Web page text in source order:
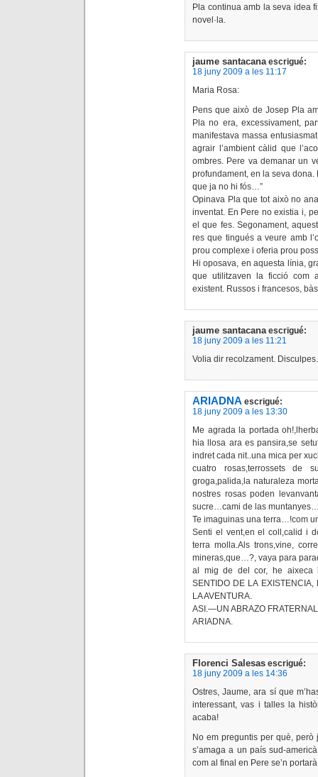
Pla continua amb la seva idea
novel·la.
jaume santacana escrigué:
18 juny 2009 a les 11:17
Maria Rosa:
Pens que això de Josep Pla
Pla no era, excessivament,
manifestava massa
agrair l’ambient càlid que
ombres. Pere va demanar un
profundament, en la seva dona.
que ja no hi fós…”
Opinava Pla que tot això no
inventat. En Pere no existia i,
el que fes. Segonament,
res que tingués a veure amb
prou complexe i oferia prou
Hi oposava, en aquesta línia,
que utilitzaven la ficció com
existent. Russos i francesos,
jaume santacana escrigué:
18 juny 2009 a les 11:21
Volia dir recolzament. Disculpes.
ARIADNA escrigué:
18 juny 2009 a les 13:30
Me agrada la portada
hia llosa ara es pansira,se
indret cada nit..una mica per
cuatro rosas,terrossets
groga,palida,la naturaleza
nostres rosas poden
sucre…cami de las
Te imaguinas una terra…!com
Senti el vent,en el coll,calid i
terra molla.Als trons,vine,
mineras,que…?, vaya para
al mig de del cor, he
SENTIDO DE LA EXISTENCIA,
LA AVENTURA.
ASI.—UN ABRAZO
ARIADNA.
Florenci Salesas escrigué:
18 juny 2009 a les 14:36
Ostres, Jaume, ara sí que
interessant, vas i talles la
acaba!
No em preguntis per què,
s’amaga a un país sud-
com al final en Pere se’n